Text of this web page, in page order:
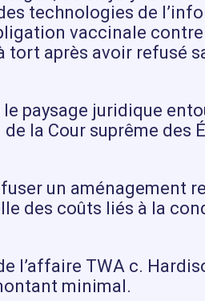
technologies de
vaccinale contre
tort après avoir refusé
paysage juridique
la Cour suprême des
un aménagement
des coûts liés à la
l’affaire TWA c.
minimal.